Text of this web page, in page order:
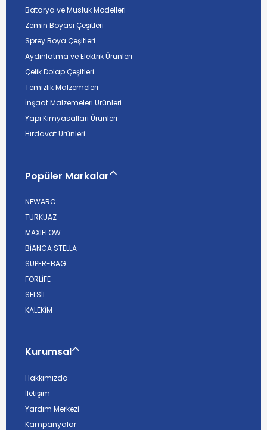
Batarya ve Musluk Modelleri
Zemin Boyası Çeşitleri
Sprey Boya Çeşitleri
Aydınlatma ve Elektrik Ürünleri
Çelik Dolap Çeşitleri
Temizlik Malzemeleri
İnşaat Malzemeleri Ürünleri
Yapı Kimyasalları Ürünleri
Hırdavat Ürünleri
Popüler Markalar
NEWARC
TURKUAZ
MAXIFLOW
BİANCA STELLA
SUPER-BAG
FORLİFE
SELSİL
KALEKİM
Kurumsal
Hakkımızda
İletişim
Yardım Merkezi
Kampanyalar